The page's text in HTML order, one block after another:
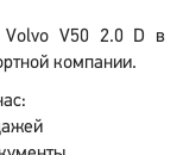
Volvo V50 2.0 D в
компании.